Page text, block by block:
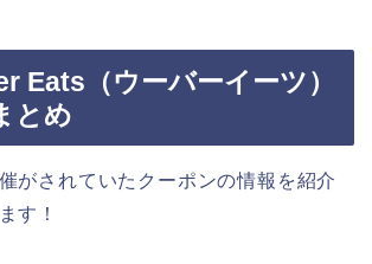
Eats（ウーバーイーツ）
とめ
がされていたクーポンの情報を紹介
す！